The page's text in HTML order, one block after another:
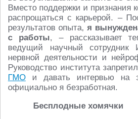
Вместо поддержки и признания
распрощаться с карьерой. –
результатов опыта, я
с работы, – рассказывает
ведущий научный сотрудник
нервной деятельности и
Руководство института
ГМО и давать интервью на
официально я безработная.
Бесплодные хомячки